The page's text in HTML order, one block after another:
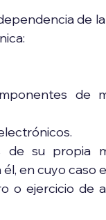
de
de
de su propia
en cuyo caso
o ejercicio de